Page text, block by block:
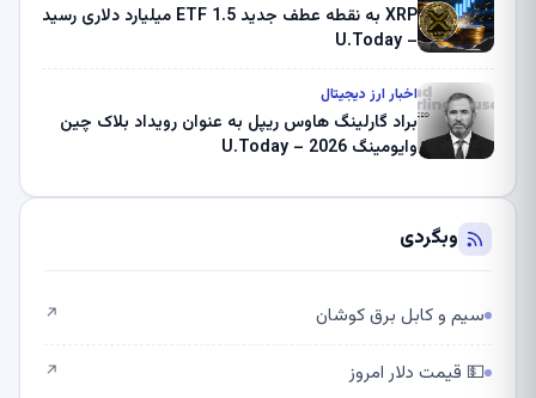
XRP به نقطه عطف جدید ETF 1.5 میلیارد دلاری رسید
– U.Today
اخبار ارز دیجیتال
براد گارلینگ هاوس ریپل به عنوان رویداد بلاک چین
وایومینگ 2026 – U.Today
وبگردی
سیم و کابل برق کوشان ↗
💵 قیمت دلار امروز ↗